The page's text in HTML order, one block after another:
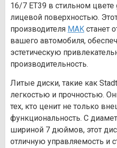
16/7 ET39 в стильном цвете
лицевой поверхностью.
производителя MAK станет
вашего автомобиля,
эстетическую
производительность.
Литые диски, такие как
легкостью и прочностью.
тех, кто ценит не только
функциональность. С
шириной 7 дюймов, этот
отличную управляемость и